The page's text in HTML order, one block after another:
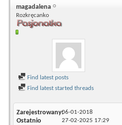
magadalena
Rozkręcanko
Find latest posts
Find latest started threads
Zarejestrowany06-01-2018
Ostatnio
27-02-2025 17:29